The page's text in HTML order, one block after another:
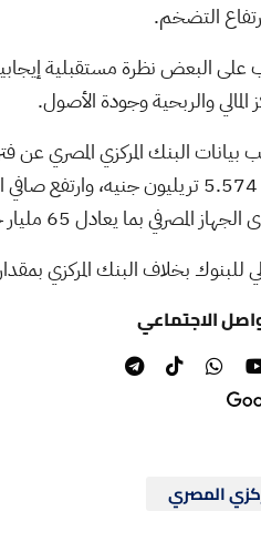
التضخم.
البعض نظرة مستقبلية
والربحية وجودة الأصول.
بما يعادل 65 مليار جنيه.
بمقدار 536 مليار جنيه بمعدل 6.7% ليصل إلى نحو 8.484 تريليون جنيه.
الاجتماعي
المصري